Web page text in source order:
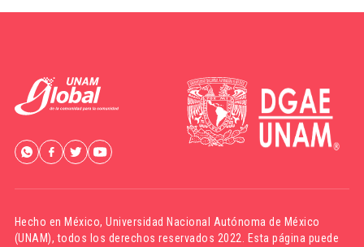
Hecho en México,Universidad Nacional Autónoma de México
(UNAM), todos los derechos reservados 2022. Esta página puede